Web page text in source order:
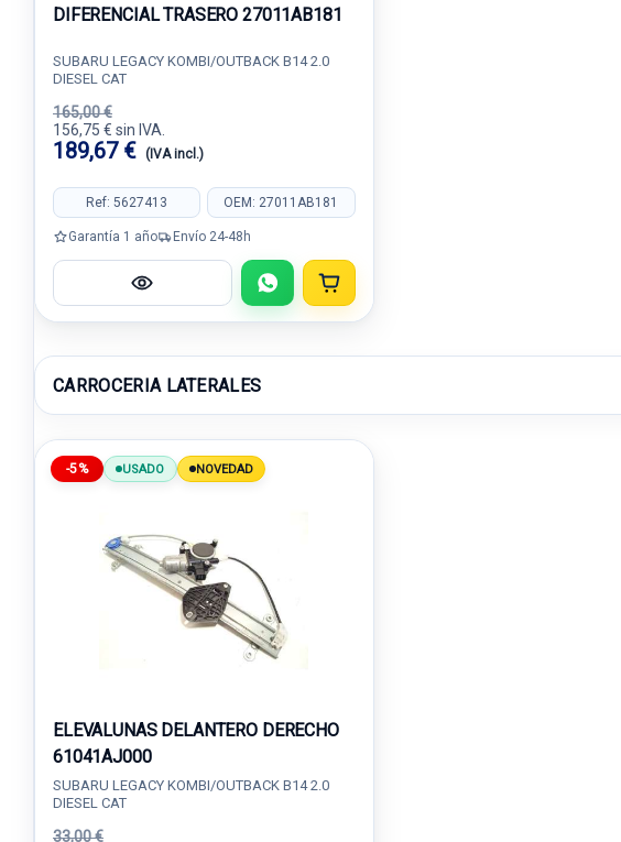
DIFERENCIAL TRASERO 27011AB181
SUBARU LEGACY KOMBI/OUTBACK B14 2.0
DIESEL CAT
165,00 €
156,75 € sin IVA.
189,67 € (IVA incl.)
Ref: 5627413 OEM: 27011AB181
Garantía 1 año Envío 24-48h
CARROCERIA LATERALES
-5% USADO NOVEDAD
ELEVALUNAS DELANTERO DERECHO
61041AJ000
SUBARU LEGACY KOMBI/OUTBACK B14 2.0
DIESEL CAT
33,00 €